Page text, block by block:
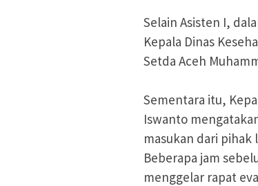
Selain Asisten I,
Kepala Dinas
Setda Aceh
Sementara itu,
Iswanto
masukan dari pihak
Beberapa jam
menggelar rapat